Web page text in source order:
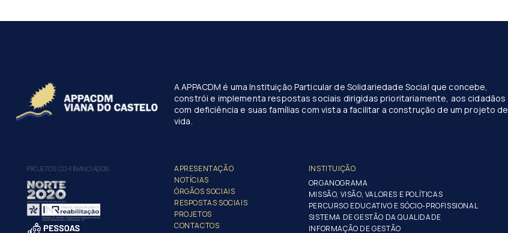
A APPACDM é uma Instituição Particular de Solidariedade Social que concebe,
constrói e implementa respostas sociais dirigidas prioritariamente, aos cidadãos
com deficiência e suas famílias com vista a facilitar a construção de um projeto de
vida.
PROJETOS CO-FINANCIADOS
APRESENTAÇÃO
NOTÍCIAS
ÓRGÃOS SOCIAIS
RESPOSTAS SOCIAIS
PROJETOS
CONTACTOS
INSTITUIÇÃO
ORGANOGRAMA
MISSÃO, VISÃO, VALORES E POLÍTICAS
PERCURSO EDUCATIVO E SÓCIO-PROFISSIONAL
SISTEMA DE GESTÃO DA QUALIDADE
INFORMAÇÃO DE GESTÃO